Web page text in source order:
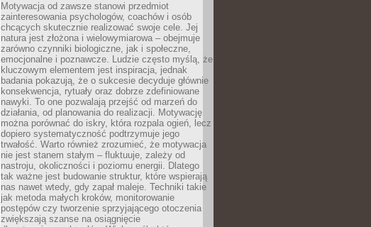
Motywacja od zawsze stanowi przedmiot
zainteresowania psychologów, coachów i osób
chcących skutecznie realizować swoje cele. Jej
natura jest złożona i wielowymiarowa – obejmuje
zarówno czynniki biologiczne, jak i społeczne,
emocjonalne i poznawcze. Ludzie często myślą, że
kluczowym elementem jest inspiracja, jednak
badania pokazują, że o sukcesie decyduje głównie
konsekwencja, rytuały oraz dobrze zdefiniowane
nawyki. To one pozwalają przejść od marzeń do
działania, od planowania do realizacji. Motywację
można porównać do iskry, która rozpala ogień, lecz
dopiero systematyczność podtrzymuje jego
trwałość. Warto również zrozumieć, że motywacja
nie jest stanem stałym – fluktuuje, zależy od
nastroju, okoliczności i poziomu energii. Dlatego
tak ważne jest budowanie struktur, które wspierają
nas nawet wtedy, gdy zapał maleje. Techniki takie
jak metoda małych kroków, monitorowanie
postępów czy tworzenie sprzyjającego otoczenia
zwiększają szanse na osiągnięcie